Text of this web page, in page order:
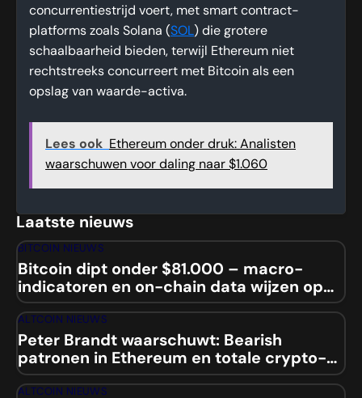
concurrentiestrijd voert, met smart contract-
platforms zoals Solana (SOL) die grotere
schaalbaarheid bieden, terwijl Ethereum niet
rechtstreeks concurreert met Bitcoin als een
opslag van waarde-activa.
Lees ook Ethereum onder druk: Analisten
waarschuwen voor daling naar $1.060
Laatste nieuws
BITCOIN NIEUWS
Bitcoin dipt onder $81.000 – macro-
indicatoren en on-chain data wijzen op
mogelijke squeeze
ALTCOIN NIEUWS
Peter Brandt waarschuwt: Bearish
patronen in Ethereum en totale crypto-
marktcap
ALTCOIN NIEUWS